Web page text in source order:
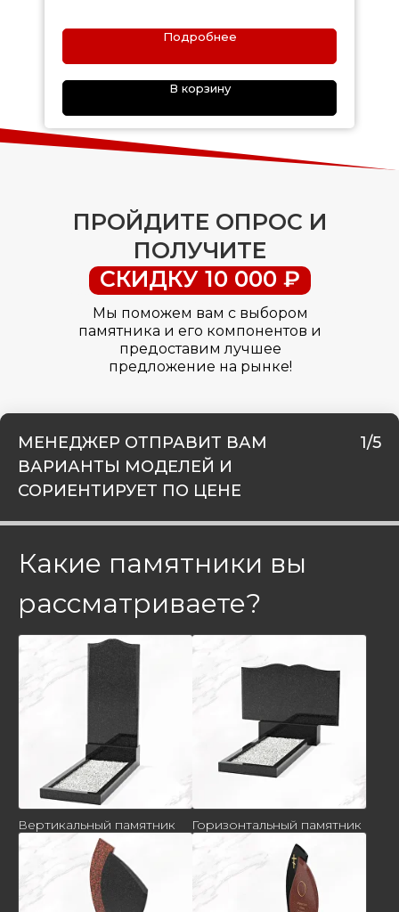
Подробнее
В корзину
ПРОЙДИТЕ ОПРОС И
ПОЛУЧИТЕ
СКИДКУ 10 000 ₽
Мы поможем вам с выбором
памятника и его компонентов и
предоставим лучшее
предложение на рынке!
МЕНЕДЖЕР ОТПРАВИТ ВАМ
ВАРИАНТЫ МОДЕЛЕЙ И
СОРИЕНТИРУЕТ ПО ЦЕНЕ
1/5
Какие памятники вы
рассматриваете?
Вертикальный памятник Горизонтальный памятник